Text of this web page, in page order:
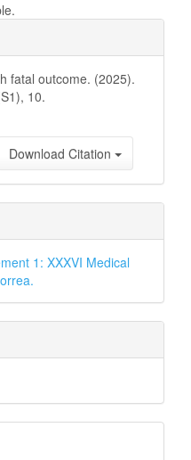
fatal outcome. (2025).
10.
Download Citation
1: XXXVI Medical